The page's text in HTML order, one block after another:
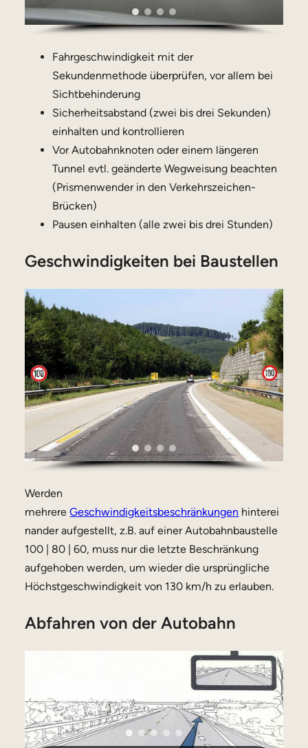
Fahrgeschwindigkeit mit der
Sekundenmethode überprüfen, vor allem bei
Sichtbehinderung
Sicherheitsabstand (zwei bis drei Sekunden)
einhalten und kontrollieren
Vor Autobahnknoten oder einem längeren
Tunnel evtl. geänderte Wegweisung beachten
(Prismenwender in den Verkehrszeichen-
Brücken)
Pausen einhalten (alle zwei bis drei Stunden)
Geschwindigkeiten bei Baustellen
Werden
mehrereGeschwindigkeitsbeschränkungen hinterei
nander aufgestellt, z.B. auf einer Autobahnbaustelle
100 | 80 | 60, muss nur die letzte Beschränkung
aufgehoben werden, um wieder die ursprüngliche
Höchstgeschwindigkeit von 130 km/h zu erlauben.
Abfahren von der Autobahn